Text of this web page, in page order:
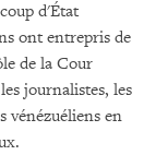
d'État
ont entrepris de
de la Cour
journalistes, les
vénézuéliens en